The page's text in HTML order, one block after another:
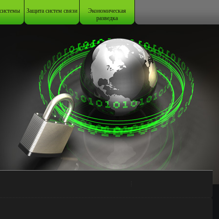
Защита систем связи Экономическая
разведка